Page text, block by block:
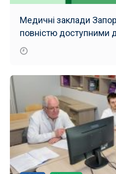
Медичні заклади
повністю доступними
груп населення